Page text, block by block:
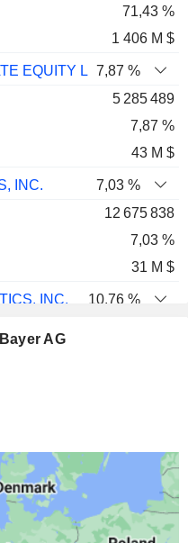
71,43 %
1 406 M $
EQUITY LIMITED
7,87 %
5 285 489
7,87 %
43 M $
INC.
7,03 %
12 675 838
7,03 %
31 M $
INC.
10,76 %
7,19 %
4 M $
9,02 %
AG